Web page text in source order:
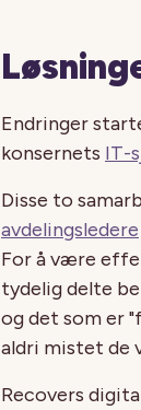
Endringer
konsernets IT-
Disse to
avdelingsledere
For å være
tydelig delte
og det som er
aldri mistet de
Recovers